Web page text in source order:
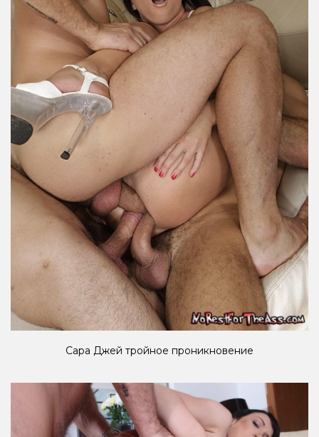
Сара Джей тройное проникновение